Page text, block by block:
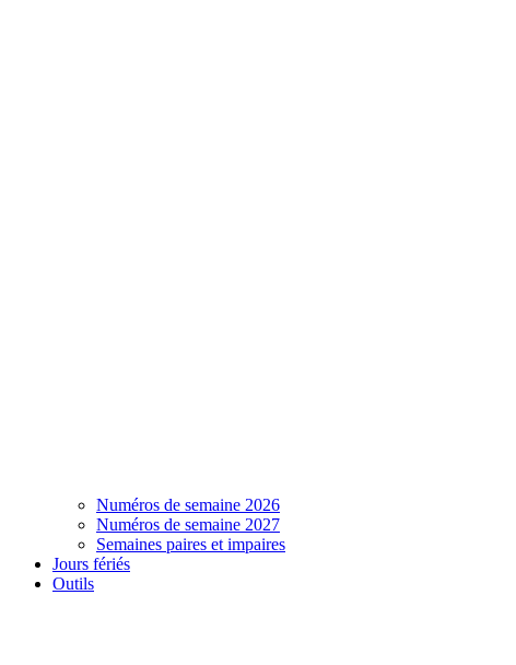
Numéros de semaine 2026
Numéros de semaine 2027
Semaines paires et impaires
Jours fériés
Outils